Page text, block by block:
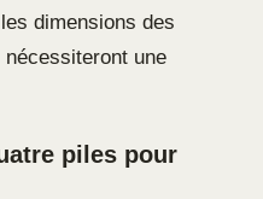
dimensions des
une
piles pour